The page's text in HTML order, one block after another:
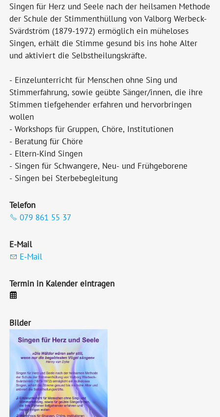
Singen für Herz und Seele nach der heilsamen Methode
der Schule der Stimmenthüllung von Valborg Werbeck-
Svärdström (1879-1972) ermöglich ein müheloses
Singen, erhält die Stimme gesund bis ins hohe Alter
und aktiviert die Selbstheilungskräfte.
- Einzelunterricht für Menschen ohne Sing und
Stimmerfahrung, sowie geübte Sänger/innen, die ihre
Stimmen tiefgehender erfahren und hervorbringen
wollen
- Workshops für Gruppen, Chöre, Institutionen
- Beratung für Chöre
- Eltern-Kind Singen
- Singen für Schwangere, Neu- und Frühgeborene
- Singen bei Sterbebegleitung
Telefon
079 861 55 37
E-Mail
E-Mail
Termin in Kalender eintragen
Bilder